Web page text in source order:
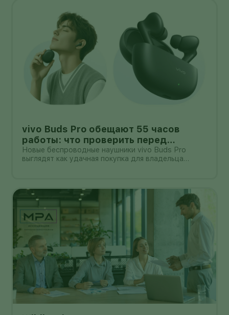
vivo Buds Pro обещают 55 часов
работы: что проверить перед
покупкой в России
Новые беспроводные наушники vivo Buds Pro
выглядят как удачная покупка для владельца